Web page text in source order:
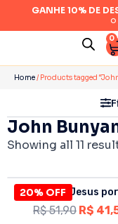
GANHE 10% DE
o
0
Home/ Products tagged
John
Showing all 11
20% OFF
O Amor de Jesus
R$51,90 R$